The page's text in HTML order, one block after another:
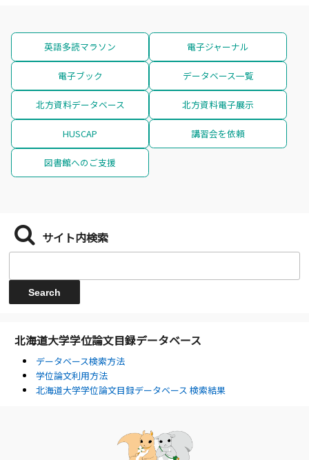
英語多読マラソン 電子ジャーナル
電子ブック データベース一覧
北方資料データベース 北方資料電子展示
HUSCAP 講習会を依頼
図書館へのご支援
サイト内検索
北海道大学学位論文目録データベース
データベース検索方法
学位論文利用方法
北海道大学学位論文目録データベース 検索結果